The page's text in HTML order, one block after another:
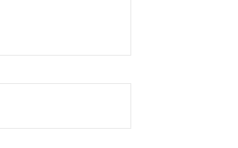
GEISINGEN, LA CITA